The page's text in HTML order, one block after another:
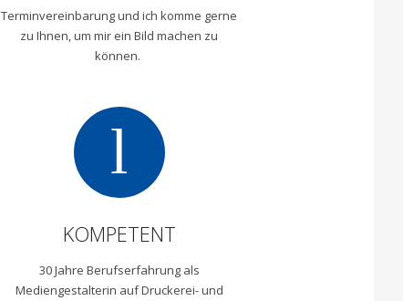
Terminvereinbarung und ich komme gerne
zu Ihnen, um mir ein Bild machen zu
können.
l
KOMPETENT
30 Jahre Berufserfahrung als
Mediengestalterin auf Druckerei- und